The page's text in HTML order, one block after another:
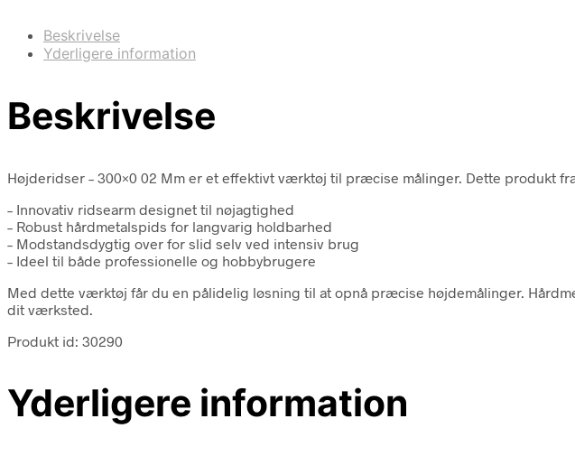
Beskrivelse
Yderligere information
Beskrivelse
Højderidser – 300×0 02 Mm er et effektivt værktøj til præcise målinger. Dette produkt
– Innovativ ridsearm designet til nøjagtighed
– Robust hårdmetalspids for langvarig holdbarhed
– Modstandsdygtig over for slid selv ved intensiv brug
– Ideel til både professionelle og hobbybrugere
Med dette værktøj får du en pålidelig løsning til at opnå præcise højdemålinger.
dit værksted.
Produkt id: 30290
Yderligere information